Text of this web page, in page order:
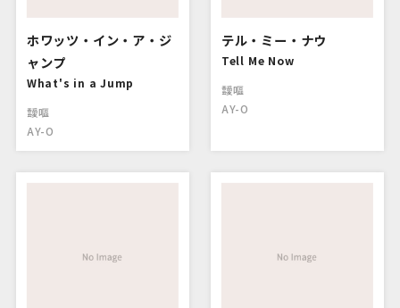
ホワッツ・イン・ア・ジ
ャンプ
What's in a Jump
靉嘔
AY-O
テル・ミー・ナウ
Tell Me Now
靉嘔
AY-O